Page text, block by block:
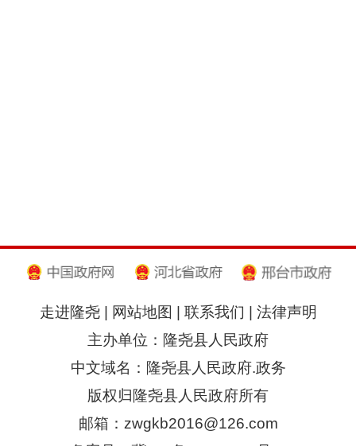
走进隆尧| 网站地图 联系我们
法律声明
主办单位：隆尧县人民政府
中文域名：隆尧县人民政府.政务
版权归隆尧县人民政府所有
邮箱：zwgkb2016@126.com